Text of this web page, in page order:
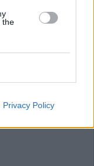
the
Privacy Policy